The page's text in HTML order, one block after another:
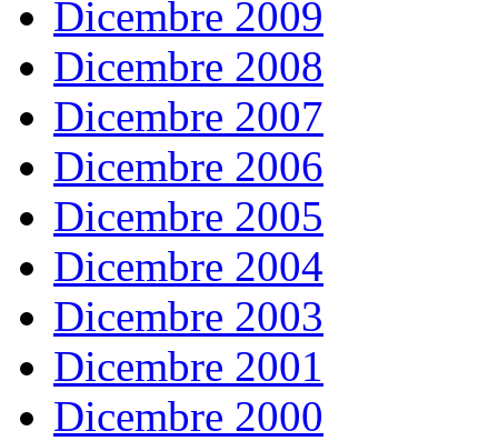
Dicembre 2009
Dicembre 2008
Dicembre 2007
Dicembre 2006
Dicembre 2005
Dicembre 2004
Dicembre 2003
Dicembre 2001
Dicembre 2000